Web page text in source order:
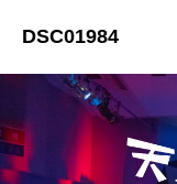
DSC01984